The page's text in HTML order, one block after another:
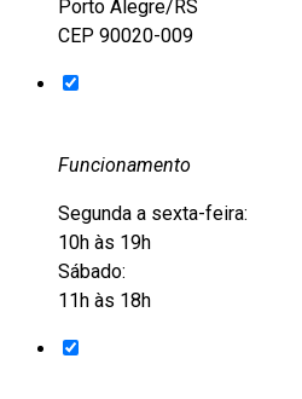
Porto Alegre/RS
CEP 90020-009
Funcionamento
Segunda a sexta-feira:
10h às 19h
Sábado:
11h às 18h